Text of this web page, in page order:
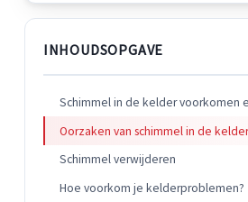
INHOUDSOPGAVE
Schimmel in de kelder voorkomen
Oorzaken van schimmel in de kelder
Schimmel verwijderen
Hoe voorkom je kelderproblemen?